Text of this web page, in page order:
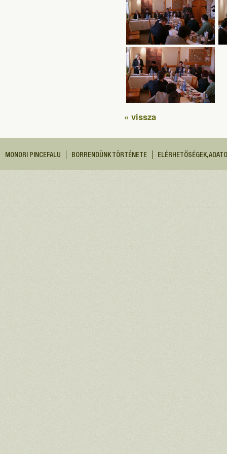
« vissza
MONORI PINCEFALU BORRENDÜNK TÖRTÉNETE ELÉRHETŐSÉGEK,